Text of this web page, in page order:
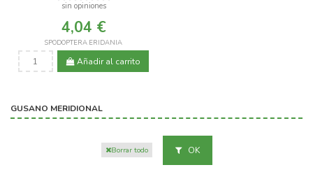
sin opiniones
4,04 €
SPODOPTERA ERIDANIA
Añadir al carrito
GUSANO MERIDIONAL
Borrar todo OK